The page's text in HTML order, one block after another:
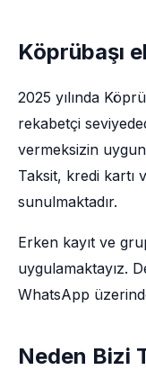
Köprübaşı
2025 yılında
rekabetçi
vermeksizin
Taksit, kredi kartı
sunulmaktadır.
Erken kayıt ve
uygulamaktayız.
WhatsApp
Neden Bizi